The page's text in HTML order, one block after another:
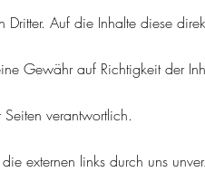
Dritter. Auf die Inhalte diese
Gewähr auf Richtigkeit der
verantwortlich.
die externen links durch uns